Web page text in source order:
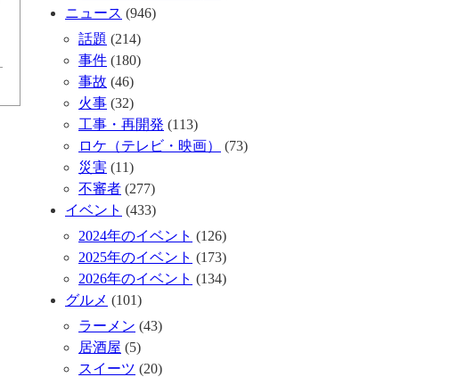
ニュース (946)
話題 (214)
事件 (180)
事故 (46)
火事 (32)
工事・再開発 (113)
ロケ（テレビ・映画）
(73)
災害 (11)
不審者 (277)
イベント (433)
2024年のイベント (126)
2025年のイベント (173)
2026年のイベント (134)
グルメ (101)
ラーメン (43)
居酒屋 (5)
スイーツ (20)